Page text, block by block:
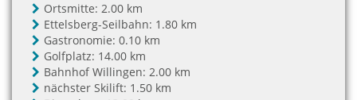
Ortsmitte: 2.00 km
Ettelsberg-Seilbahn: 1.80 km
Gastronomie: 0.10 km
Golfplatz: 14.00 km
Bahnhof Willingen: 2.00 km
nächster Skilift: 1.50 km